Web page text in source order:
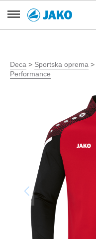
Deca > Sportska oprema >
Performance